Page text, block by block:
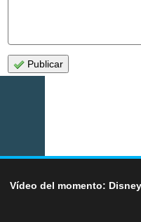
Publicar
Vídeo del momento: